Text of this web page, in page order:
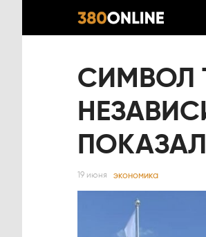
СИМВОЛ
19 июня экономика